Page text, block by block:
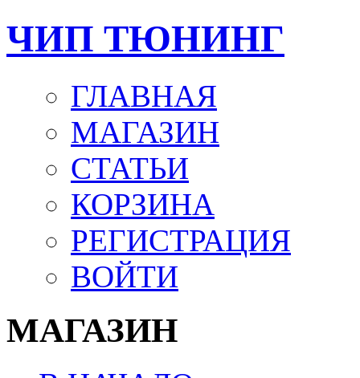
ЧИП ТЮНИНГ
ГЛАВНАЯ
МАГАЗИН
СТАТЬИ
КОРЗИНА
РЕГИСТРАЦИЯ
ВОЙТИ
МАГАЗИН